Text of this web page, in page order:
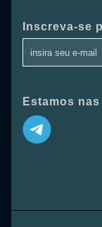
Inscreva-se
Estamos